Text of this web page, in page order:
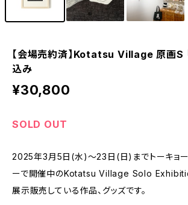
【会場売約済】Kotatsu Village 原画S
込み
¥30,800
SOLD OUT
2025年3月5日(水)〜23日(日)までトーキョー
ーで開催中のKotatsu Village Solo
展示販売している作品、グッズです。